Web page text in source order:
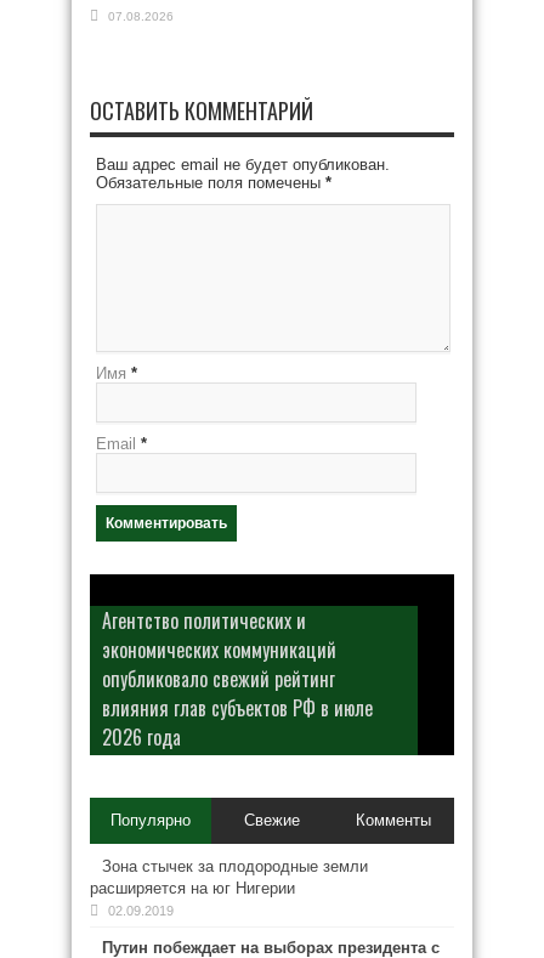
07.08.2026
ОСТАВИТЬ КОММЕНТАРИЙ
Ваш адрес email не будет опубликован.
Обязательные поля помечены *
Имя *
Email *
Агентство политических и
экономических коммуникаций
опубликовало свежий рейтинг
влияния глав субъектов РФ в июле
2026 года
Популярно Свежие Комменты
Зона стычек за плодородные земли
расширяется на юг Нигерии
02.09.2019
Путин побеждает на выборах президента с